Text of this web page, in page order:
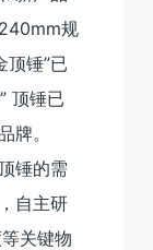
规
顶锤”已
顶锤已
牌。
锤的需
自主研
关键物